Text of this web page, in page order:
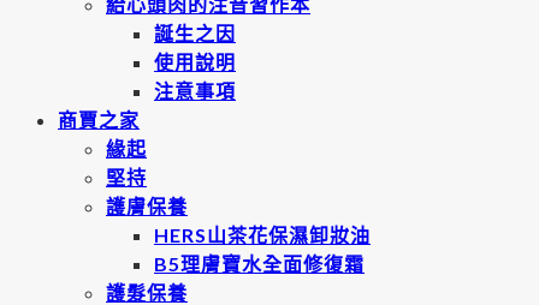
誕生之因
使用說明
注意事項
商賈之家
緣起
堅持
護膚保養
HERS山茶花保濕卸妝油
B5理膚寶水全面修復霜
護髮保養